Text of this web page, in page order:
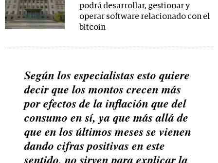
podrá desarrollar, gestionar y
operar software relacionado con el
bitcoin
Según los especialistas esto quiere
decir que los montos crecen más
por efectos de la inflación que del
consumo en sí, ya que más allá de
que en los últimos meses se vienen
dando cifras positivas en este
sentido, no sirven para explicar la